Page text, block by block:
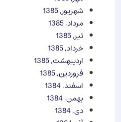
شهریور, 1385
مرداد, 1385
تیر, 1385
خرداد, 1385
اردیبهشت, 1385
فروردین, 1385
اسفند, 1384
بهمن, 1384
دی, 1384